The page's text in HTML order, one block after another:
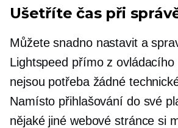
Ušetříte čas při
Můžete snadno nastavit a
Lightspeed přímo z ovládacího
nejsou potřeba žádné
Namísto přihlašování do své
nějaké jiné webové stránce si